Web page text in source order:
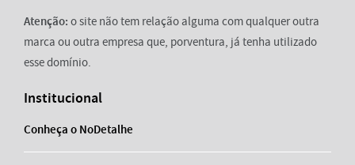
Atenção: o site não tem relação alguma com qualquer outra
marca ou outra empresa que, porventura, já tenha utilizado
esse domínio.
Institucional
Conheça o NoDetalhe